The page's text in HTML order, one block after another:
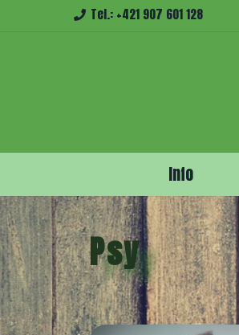
Tel.: +421 907 601 128
Info
Psy